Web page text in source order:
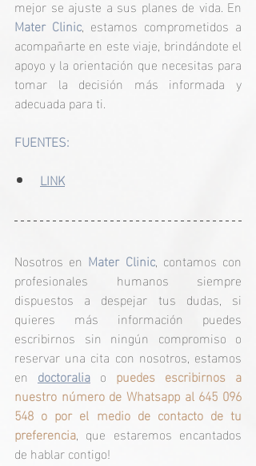
Mater Clinic, estamos comprometidos a
acompañarte en este viaje, brindándote el
apoyo y la orientación que necesitas para
tomar la decisión más informada y
adecuada para ti.
FUENTES:
LINK
Nosotros en Mater Clinic, contamos con
profesionales humanos siempre
dispuestos a despejar tus dudas, si
quieres más información puedes
escribirnos sin ningún compromiso o
reservar una cita con nosotros, estamos
en doctoralia o puedes escribirnos a
nuestro número de Whatsapp al 645 096
548 o por el medio de contacto de tu
preferencia, que estaremos encantados
de hablar contigo!